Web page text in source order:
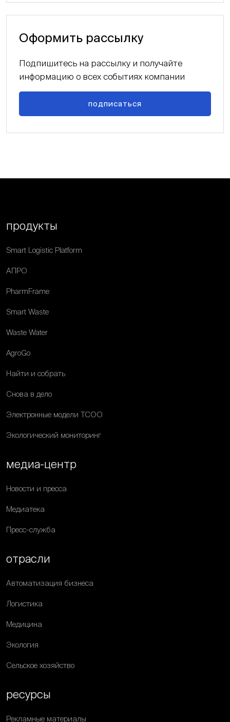
Оформить рассылку
Подпишитесь на рассылку и получайте
информацию о всех событиях компании
подписаться
продукты
Smart Logistic Platform
АПРО
PharmFrame
Smart Waste
Waste Water
AgroGo
Найти и собрать
Снова в дело
Электронные модели ТСОО
Экологический мониторинг
медиа-центр
Новости и пресса
Медиатека
Пресс-служба
отрасли
Автоматизация бизнеса
Логистика
Медицина
Экология
Сельское хозяйство
ресурсы
Рекламные материалы